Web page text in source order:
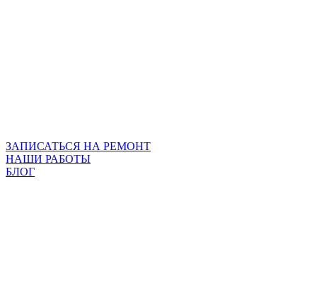
ЗАПИСАТЬСЯ НА РЕМОНТ
НАШИ РАБОТЫ
БЛОГ